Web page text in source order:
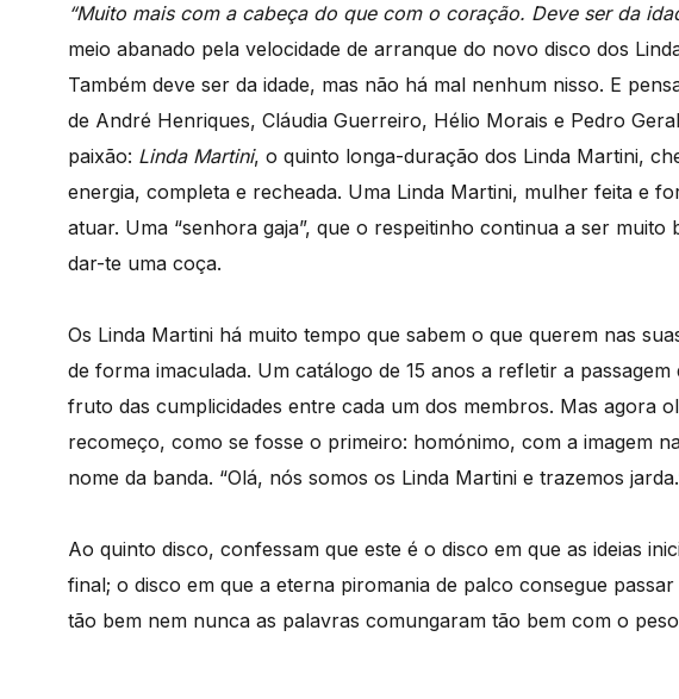
“Muito mais com a cabeça do que com o coração. Deve ser da
meio abanado pela velocidade de arranque do novo disco dos
Também deve ser da idade, mas não há mal nenhum nisso. E
de André Henriques, Cláudia Guerreiro, Hélio Morais e Pedro
paixão: Linda Martini, o quinto longa-duração dos Linda Martini,
energia, completa e recheada. Uma Linda Martini, mulher feita e
atuar. Uma “senhora gaja”, que o respeitinho continua a ser
dar-te uma coça.
Os Linda Martini há muito tempo que sabem o que querem nas
de forma imaculada. Um catálogo de 15 anos a refletir a
fruto das cumplicidades entre cada um dos membros. Mas agora
recomeço, como se fosse o primeiro: homónimo, com a imagem
nome da banda. “Olá, nós somos os Linda Martini e trazemos
Ao quinto disco, confessam que este é o disco em que as ideias
final; o disco em que a eterna piromania de palco consegue
tão bem nem nunca as palavras comungaram tão bem com o